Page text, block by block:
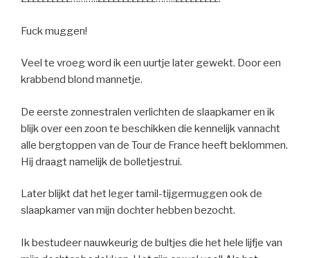
Fuck muggen!
Veel te vroeg word ik een uurtje later gewekt. Door een
krabbend blond mannetje.
De eerste zonnestralen verlichten de slaapkamer en ik
blijk over een zoon te beschikken die kennelijk vannacht
alle bergtoppen van de Tour de France heeft beklommen.
Hij draagt namelijk de bolletjestrui.
Later blijkt dat het leger tamil-tijgermuggen ook de
slaapkamer van mijn dochter hebben bezocht.
Ik bestudeer nauwkeurig de bultjes die het hele lijfje van